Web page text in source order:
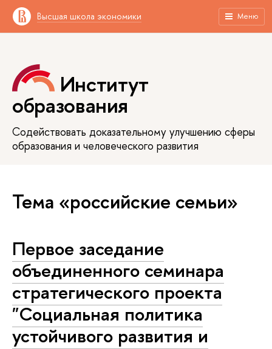
Высшая школа экономики Меню
Институт
образования
Содействовать доказательному улучшению сферы
образования и человеческого развития
Тема «российские семьи»
Первое заседание
объединенного семинара
стратегического проекта
"Социальная политика
устойчивого развития и